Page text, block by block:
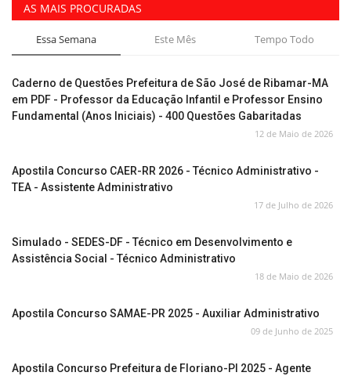
AS MAIS PROCURADAS
Essa Semana Este Mês Tempo Todo
Caderno de Questões Prefeitura de São José de Ribamar-MA
em PDF - Professor da Educação Infantil e Professor Ensino
Fundamental (Anos Iniciais) - 400 Questões Gabaritadas
12 de Maio de 2026
Apostila Concurso CAER-RR 2026 - Técnico Administrativo -
TEA - Assistente Administrativo
17 de Julho de 2026
Simulado - SEDES-DF - Técnico em Desenvolvimento e
Assistência Social - Técnico Administrativo
18 de Maio de 2026
Apostila Concurso SAMAE-PR 2025 - Auxiliar Administrativo
09 de Junho de 2025
Apostila Concurso Prefeitura de Floriano-PI 2025 - Agente